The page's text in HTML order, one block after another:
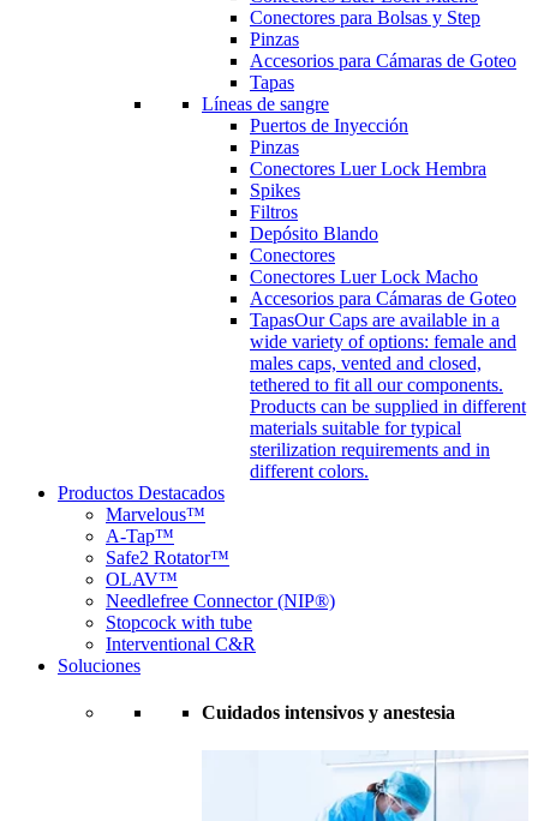
Conectores para Bolsas y Step
Pinzas
Accesorios para Cámaras de Goteo
Tapas
Líneas de sangre
Puertos de Inyección
Pinzas
Conectores Luer Lock Hembra
Spikes
Filtros
Depósito Blando
Conectores
Conectores Luer Lock Macho
Accesorios para Cámaras de Goteo
TapasOur Caps are available in a
wide variety of options: female and
males caps, vented and closed,
tethered to fit all our components.
Products can be supplied in different
materials suitable for typical
sterilization requirements and in
different colors.
Productos Destacados
Marvelous™
A-Tap™
Safe2 Rotator™
OLAV™
Needlefree Connector (NIP®)
Stopcock with tube
Interventional C&R
Soluciones
Cuidados intensivos y anestesia